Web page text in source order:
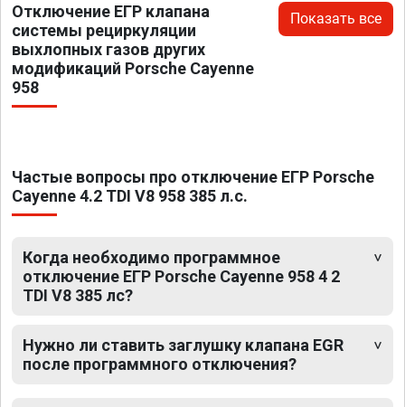
Отключение ЕГР клапана
системы рециркуляции
выхлопных газов других
модификаций Porsche Cayenne
958
Показать все
Частые вопросы про отключение ЕГР Porsche
Cayenne 4.2 TDI V8 958 385 л.с.
Когда необходимо программное
отключение ЕГР Porsche Cayenne 958 4 2
TDI V8 385 лс?
Нужно ли ставить заглушку клапана EGR
после программного отключения?